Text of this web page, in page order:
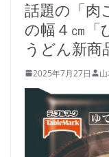
話題の「肉
の幅４㎝「
うどん新商
2025年7月27日